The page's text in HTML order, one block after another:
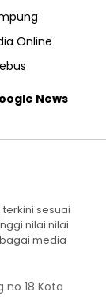
Online
News
sesuai
nilai nilai
media
no 18 Kota